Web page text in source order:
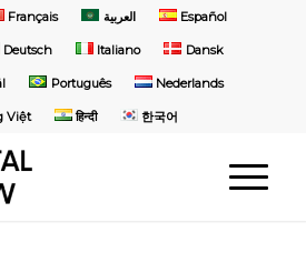
Français العربية Español
Deutsch Italiano Dansk
Português Nederlands
Việt हिन्दी 한국어